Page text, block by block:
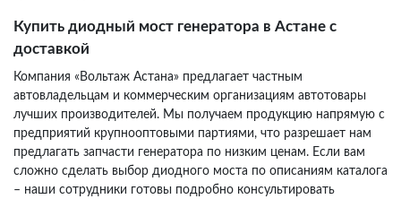
Купить диодный мост генератора в Астане с
доставкой
Компания «Вольтаж Астана» предлагает частным
автовладельцам и коммерческим организациям автотовары
лучших производителей. Мы получаем продукцию напрямую с
предприятий крупнооптовыми партиями, что разрешает нам
предлагать запчасти генератора по низким ценам. Если вам
сложно сделать выбор диодного моста по описаниям каталога
– наши сотрудники готовы подробно консультировать